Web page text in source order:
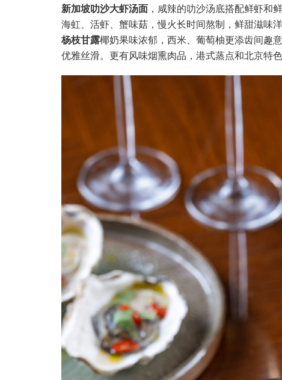
新加坡叻沙大虾汤面 ，咸辣的叻沙汤底搭配鲜虾和
海虹、活虾、蟹味菇，慢火长时间熬制，鲜甜滋味
杨枝甘露椰奶果味浓郁，西米、葡萄柚更添齿间趣意
优雅丝滑。更有风味烟熏肉品，港式蒸点和北京特